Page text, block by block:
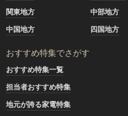
関東地方
中部地方
中国地方
四国地方
おすすめ特集でさがす
おすすめ特集一覧
担当者おすすめ特集
地元が誇る家電特集